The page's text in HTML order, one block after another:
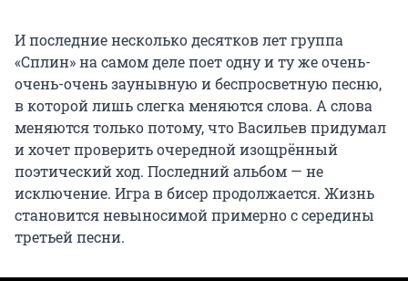
И последние несколько десятков лет группа
«Сплин» на самом деле поет одну и ту же очень-
очень-очень заунывную и беспросветную песню,
в которой лишь слегка меняются слова. А слова
меняются только потому, что Васильев придумал
и хочет проверить очередной изощрённый
поэтический ход. Последний альбом — не
исключение. Игра в бисер продолжается. Жизнь
становится невыносимой примерно с середины
третьей песни.